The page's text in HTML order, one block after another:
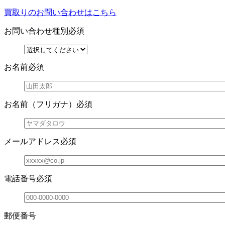
買取りのお問い合わせはこちら
お問い合わせ種別 必須
お名前必須
お名前（フリガナ） 必須
メールアドレス必須
電話番号必須
郵便番号